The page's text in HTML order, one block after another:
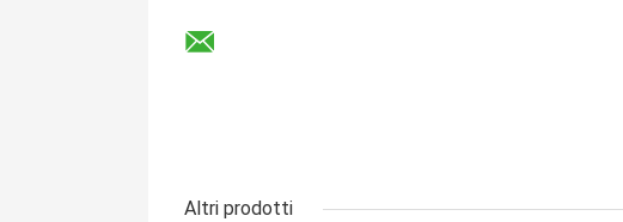
Altri prodotti